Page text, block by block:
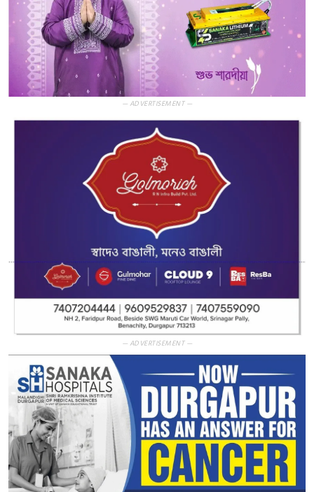
— ADVERTISEMENT —
— ADVERTISEMENT —